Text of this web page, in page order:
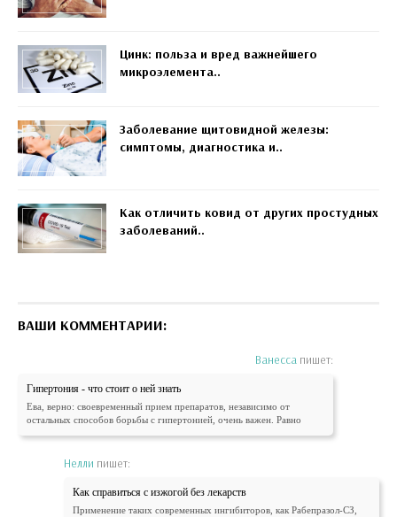
Цинк: польза и вред важнейшего
микроэлемента..
Заболевание щитовидной железы:
симптомы, диагностика и..
Как отличить ковид от других простудных
заболеваний..
ВАШИ КОММЕНТАРИИ:
Ванесса пишет:
Гипертония - что стоит о ней знать
Ева, верно: своевременный прием препаратов, независимо от
остальных способов борьбы с гипертонией, очень важен. Равно
Нелли пишет:
Как справиться с изжогой без лекарств
Применение таких современных ингибиторов, как Рабепразол-СЗ,